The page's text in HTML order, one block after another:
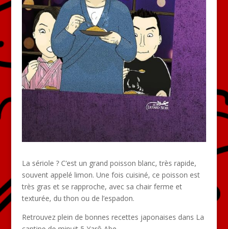
La sériole ? C’est un grand poisson blanc, très rapide,
souvent appelé limon. Une fois cuisiné, ce poisson est
très gras et se rapproche, avec sa chair ferme et
texturée, du thon ou de l’espadon.
Retrouvez plein de bonnes recettes japonaises dans La